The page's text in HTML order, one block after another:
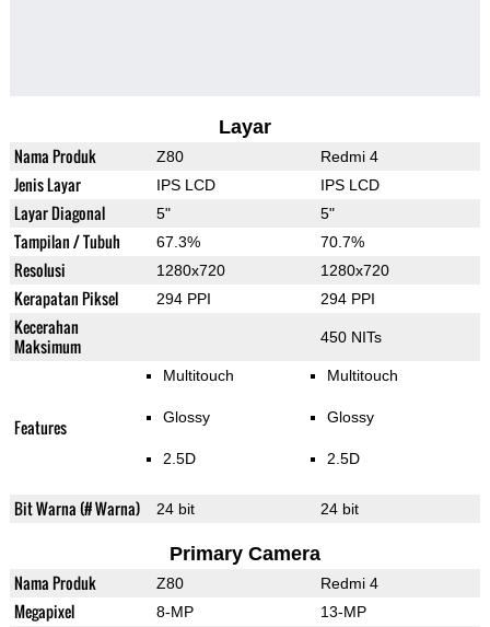
Layar
Nama Produk Z80 Redmi 4
Jenis Layar IPS LCD IPS LCD
Layar Diagonal 5" 5"
Tampilan / Tubuh 67.3% 70.7%
Resolusi 1280x720 1280x720
Kerapatan Piksel 294 PPI 294 PPI
Kecerahan
Maksimum
450 NITs
Features
Multitouch
Glossy
2.5D
Multitouch
Glossy
2.5D
Bit Warna (# Warna) 24 bit 24 bit
Primary Camera
Nama Produk Z80 Redmi 4
Megapixel 8-MP 13-MP